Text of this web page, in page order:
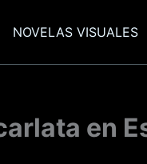
NOVELAS VISUALES
en